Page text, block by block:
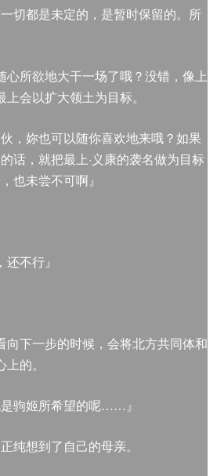
切都是未定的，是暂时保留的。所
心所欲地大干一场了哦？没错，像上
会以扩大领土为目标。
，妳也可以随你喜欢地来哦？如果
话，就把最上·义康的袭名做为目标
也未尝不可啊』
还不行』
向下一步的时候，会将北方共同体和
的。
驹姬所希望的呢……』
纯想到了自己的母亲。